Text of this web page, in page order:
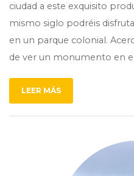
ciudad a este exquisito
mismo siglo podréis
en un parque colonial.
de ver un monumento en
LEER MÁS